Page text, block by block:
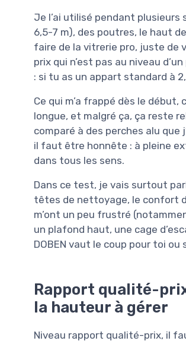
Je l’ai utilisé pendant
6,5-7 m), des poutres, le haut
faire de la vitrerie pro, juste de
prix qui n’est pas au niveau
: si tu as un appart standard à
Ce qui m’a frappé dès le
longue, et malgré ça, ça reste
comparé à des perches alu que
il faut être honnête : à pleine
dans tous les sens.
Dans ce test, je vais surtout
têtes de nettoyage, le confort
m’ont un peu frustré
un plafond haut, une cage
DOBEN vaut le coup pour toi
Rapport qualité-
la hauteur à gérer
Niveau rapport qualité-prix, il